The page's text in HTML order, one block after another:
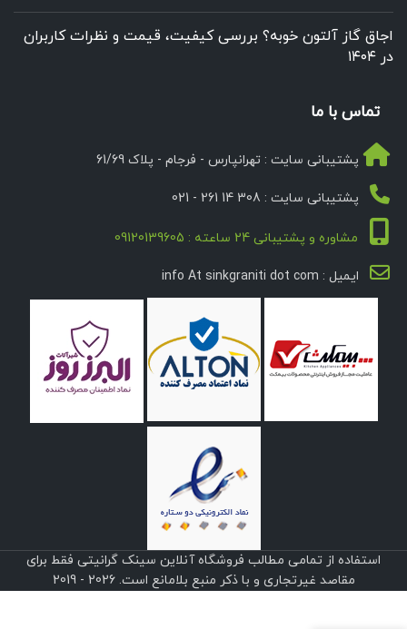
اجاق گاز آلتون خوبه؟ بررسی کیفیت، قیمت و نظرات کاربران
در ۱۴۰۴
تماس با ما
پشتیبانی سایت : تهرانپارس - فرجام - پلاک 61/69
پشتیبانی سایت : 308 14 261 - 021
مشاوره و پشتیبانی 24 ساعته : 09120139605
ایمیل : info At sinkgraniti dot com
استفاده از تمامی مطالب فروشگاه آنلاین سینک گرانیتی فقط برای
مقاصد غیرتجاری و با ذکر منبع بلامانع است. 2026 - 2019